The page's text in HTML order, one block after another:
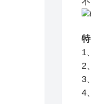
1
2
3
4